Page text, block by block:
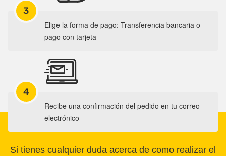
3
Elige la forma de pago: Transferencia bancaria o
pago con tarjeta
4
Recibe una confirmación del pedido en tu correo
electrónico
Si tienes cualquier duda acerca de como realizar el